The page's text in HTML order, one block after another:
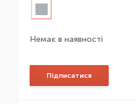
Немає в наявності
Підписатися